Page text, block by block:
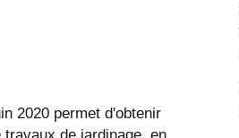
2020 permet d'obtenir